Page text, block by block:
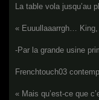
La table vola jusqu’au
« Euuullaaarrgh…
-Par la grande usine
Frenchtouch03
« Mais qu’est-ce que